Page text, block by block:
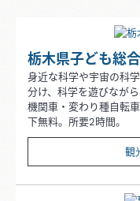
栃木県子ども総
身近な科学や宇宙の科
分け、科学を遊びなが
機関車・変わり種自転
下無料。所要2時間。
観